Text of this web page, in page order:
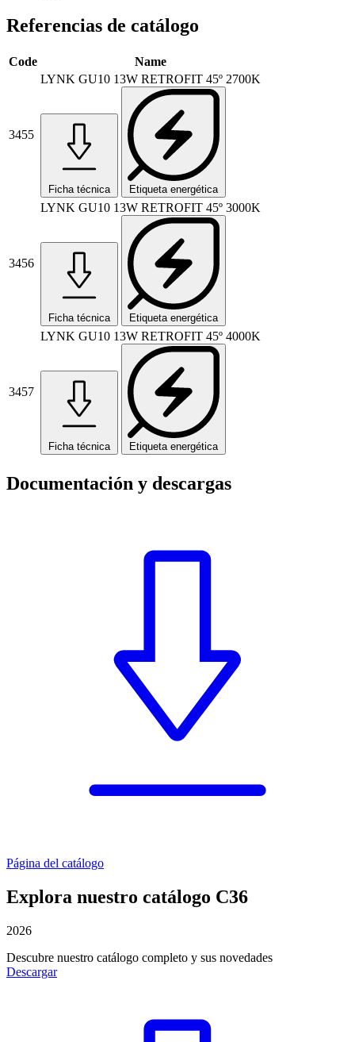
Referencias de catálogo
Code Name
3455
LYNK GU10 13W RETROFIT 45º 2700K
Ficha técnica Etiqueta energética
3456
LYNK GU10 13W RETROFIT 45º 3000K
Ficha técnica Etiqueta energética
3457
LYNK GU10 13W RETROFIT 45º 4000K
Ficha técnica Etiqueta energética
Documentación y descargas
Página del catálogo
Explora nuestro catálogo C36
2026
Descubre nuestro catálogo completo y sus novedades
Descargar